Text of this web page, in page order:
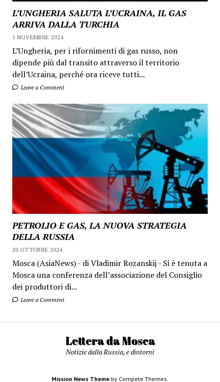
L’UNGHERIA SALUTA L’UCRAINA, IL GAS
ARRIVA DALLA TURCHIA
1 NOVEMBRE 2024
L’Ungheria, per i rifornimenti di gas russo, non
dipende più dal transito attraverso il territorio
dell’Ucraina, perché ora riceve tutti...
Leave a Comment
PETROLIO E GAS, LA NUOVA STRATEGIA
DELLA RUSSIA
20 OTTOBRE 2024
Mosca (AsiaNews) - di Vladimir Rozanskij - Si è tenuta a
Mosca una conferenza dell’associazione del Consiglio
dei produttori di...
Leave a Comment
Lettera da Mosca
Notizie dalla Russia, e dintorni
Mission News Theme by Compete Themes.